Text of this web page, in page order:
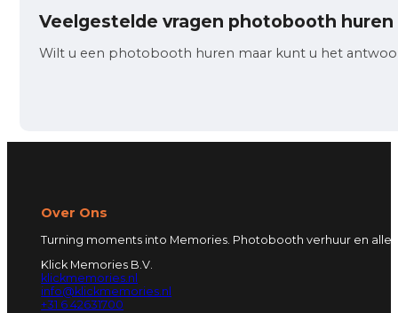
Veelgestelde vragen photobooth huren
Wilt u een photobooth huren maar kunt u het
Klick Memories B.V.
klickmemories.nl
info@klickmemories.nl